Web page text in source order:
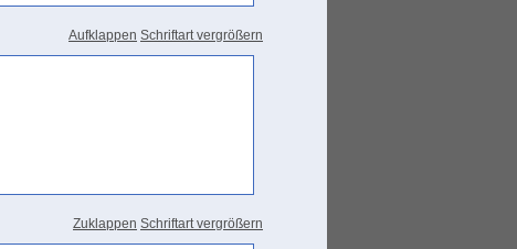
Aufklappen Schriftart vergrößern
Zuklappen Schriftart vergrößern